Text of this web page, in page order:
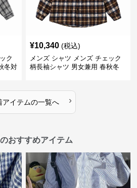
ク
冬対
¥10,340 (税込)
メンズ シャツ メンズ チェック
柄長袖シャツ 男女兼用 春秋冬
アイテムの一覧へ ›
おすすめアイテム